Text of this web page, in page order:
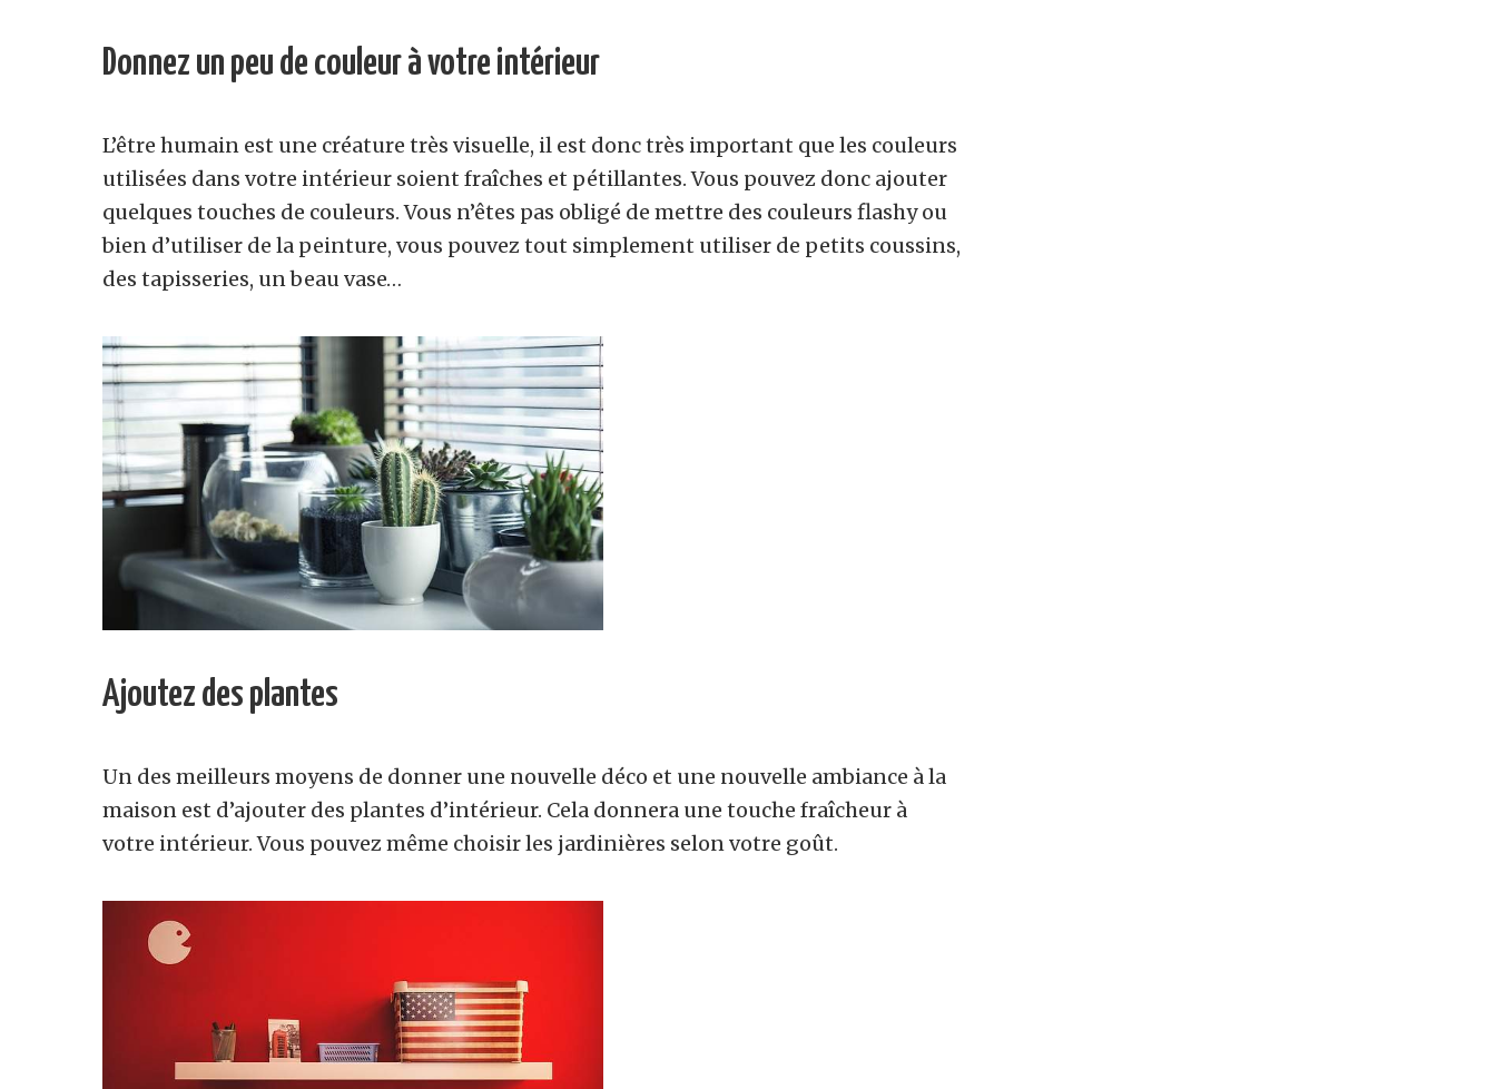
Donnez un peu de couleur à votre intérieur
L’être humain est une créature très visuelle, il est donc très important que les couleurs
utilisées dans votre intérieur soient fraîches et pétillantes. Vous pouvez donc ajouter
quelques touches de couleurs. Vous n’êtes pas obligé de mettre des couleurs flashy ou
bien d’utiliser de la peinture, vous pouvez tout simplement utiliser de petits coussins,
des tapisseries, un beau vase…
Ajoutez des plantes
Un des meilleurs moyens de donner une nouvelle déco et une nouvelle ambiance à la
maison est d’ajouter des plantes d’intérieur. Cela donnera une touche fraîcheur à
votre intérieur. Vous pouvez même choisir les jardinières selon votre goût.